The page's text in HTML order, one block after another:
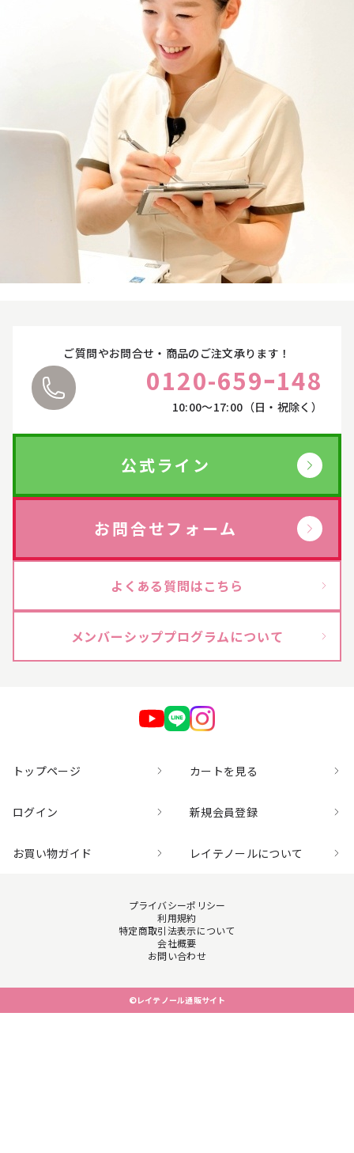
オンラインカウンセリングについて
お悩みやご質問に丁寧にお応えいたします。
ご都合に合わせて、オンラインカウンセリングをご
利用ください。
詳しくはこちら
ご質問やお問合せ・商品のご注文承ります！
0120-659ｰ148
10:00〜17:00（日・祝除く）
公式ライン
お問合せフォーム
よくある質問はこちら
メンバーシッププログラムについて
トップページ カートを見る
ログイン 新規会員登録
お買い物ガイド レイテノールについて
プライバシーポリシー
利用規約
特定商取引法表示について
会社概要
お問い合わせ
©レイテノール通販サイト